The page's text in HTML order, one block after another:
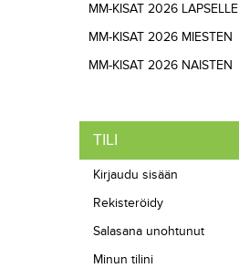
MM-KISAT 2026 LAPSELLE
MM-KISAT 2026 MIESTEN
MM-KISAT 2026 NAISTEN
TILI
Kirjaudu sisään
Rekisteröidy
Salasana unohtunut
Minun tilini